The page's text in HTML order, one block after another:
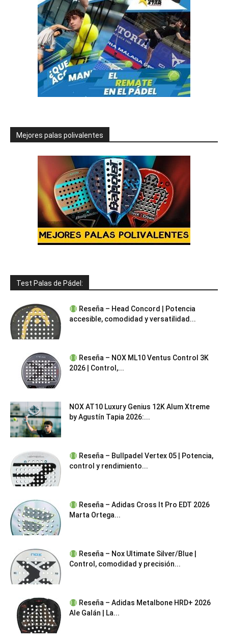
Mejores palas polivalentes
Test Palas de Pádel:
Reseña – Head Concord | Potencia
accesible, comodidad y versatilidad...
Reseña – NOX ML10 Ventus Control 3K
2026 | Control,...
NOX AT10 Luxury Genius 12K Alum Xtreme
by Agustín Tapia 2026:...
Reseña – Bullpadel Vertex 05 | Potencia,
control y rendimiento...
Reseña – Adidas Cross It Pro EDT 2026
Marta Ortega...
Reseña – Nox Ultimate Silver/Blue |
Control, comodidad y precisión...
Reseña – Adidas Metalbone HRD+ 2026
Ale Galán | La...